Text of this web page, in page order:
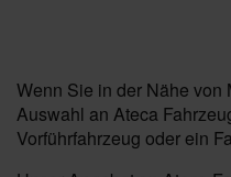
Wenn Sie in der Nähe von
Auswahl an Ateca
Vorführfahrzeug oder ein